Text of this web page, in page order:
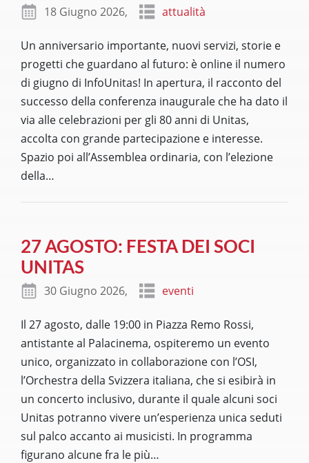
18 Giugno 2026, attualità
Un anniversario importante, nuovi servizi, storie e
progetti che guardano al futuro: è online il numero
di giugno di InfoUnitas! In apertura, il racconto del
successo della conferenza inaugurale che ha dato il
via alle celebrazioni per gli 80 anni di Unitas,
accolta con grande partecipazione e interesse.
Spazio poi all’Assemblea ordinaria, con l’elezione
della…
27 AGOSTO: FESTA DEI SOCI
UNITAS
30 Giugno 2026, eventi
Il 27 agosto, dalle 19:00 in Piazza Remo Rossi,
antistante al Palacinema, ospiteremo un evento
unico, organizzato in collaborazione con l’OSI,
l’Orchestra della Svizzera italiana, che si esibirà in
un concerto inclusivo, durante il quale alcuni soci
Unitas potranno vivere un’esperienza unica seduti
sul palco accanto ai musicisti. In programma
figurano alcune fra le più…